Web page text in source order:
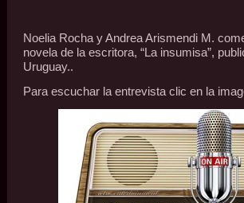
Noelia Rocha y Andrea Arismendi M.
novela de la escritora, “La insumisa”,
Uruguay..
Para escuchar la entrevista clic en la